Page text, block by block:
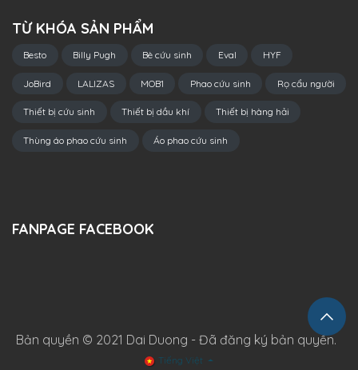
TỪ KHÓA SẢN PHẨM
Besto Billy Pugh Bè cứu sinh Eval HYF
JoBird LALIZAS MOB1 Phao cứu sinh Rọ cẩu người
Thiết bị cứu sinh Thiết bị dầu khí Thiết bị hàng hải
Thùng áo phao cứu sinh Áo phao cứu sinh
FANPAGE FACEBOOK
Bản quyền © 2021 Dai Duong - Đã đăng ký bản quyền.
Tiếng Việt